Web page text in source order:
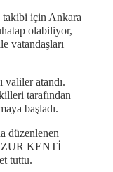
takibi için Ankara
olabiliyor,
vatandaşları
valiler atandı.
tarafından
başladı.
düzenlenen
KENTİ
tuttu.